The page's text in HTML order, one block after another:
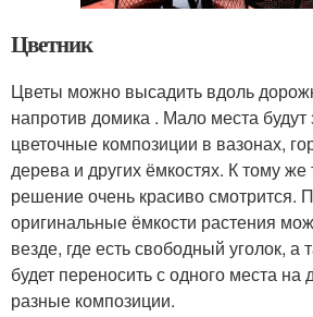
Цветник
Цветы можно высадить вдоль
напротив домика . Мало места будут
цветочные композиции в вазонах,
дерева и других ёмкостях. К тому же
решение очень красиво смотрится.
оригинальные ёмкости растения
везде, где есть свободный уголок, а
будет переносить с одного места на
разные композиции.